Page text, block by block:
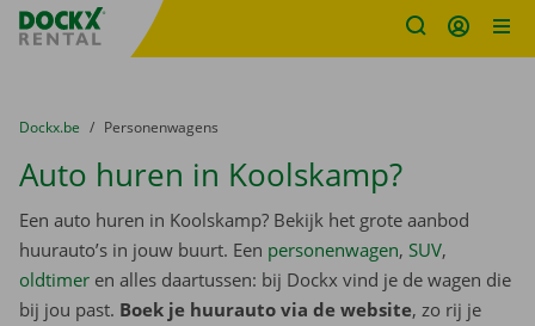
Fratello DEMO
U bevindt zich hier:
van
Dockx.be naar
Personenwagens
Auto huren in Koolskamp?
Een auto huren in Koolskamp? Bekijk het grote aanbod
huurauto’s in jouw buurt. Een personenwagen, SUV,
oldtimer en alles daartussen: bij Dockx vind je de wagen die
bij jou past. Boek je huurauto via de website, zo rij je